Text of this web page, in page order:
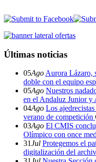
Últimas noticias
05Ago Aurora Lázaro,
doble con el equipo
05Ago Nuestros
en el Andaluz Junior y
04Ago Los
verano de competición
03Ago El CMIS
Olímpico con once
31Jul Protegemos el
digitalización del